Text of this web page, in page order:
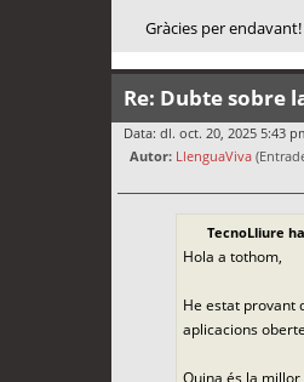
Gràcies per endavant!
Re: Dubte sobre
Data: dl. oct. 20, 2025 5:43
Autor: LlenguaViva
TecnoLliure
Hola a tothom,
He estat provant
aplicacions
Quina és la